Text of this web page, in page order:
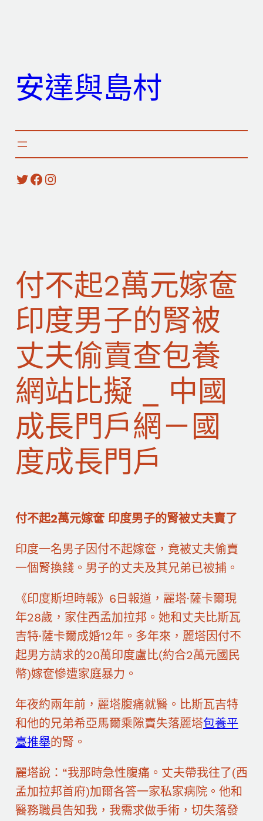
安達與島村
X Facebook Instagram
付不起2萬元嫁奩
印度男子的腎被
丈夫偷賣查包養
網站比擬 _ 中國
成長門戶網－國
度成長門戶
付不起2萬元嫁奩 印度男子的腎被丈夫賣了
印度一名男子因付不起嫁奩，竟被丈夫偷賣
一個腎換錢。男子的丈夫及其兄弟已被捕。
《印度斯坦時報》6日報道，麗塔·薩卡爾現
年28歲，家住西孟加拉邦。她和丈夫比斯瓦
吉特·薩卡爾成婚12年。多年來，麗塔因付不
起男方請求的20萬印度盧比(約合2萬元國民
幣)嫁奩慘遭家庭暴力。
年夜約兩年前，麗塔腹痛就醫。比斯瓦吉特
和他的兄弟希亞馬爾乘隙賣失落麗塔包養平
臺推舉的腎。
麗塔說：“我那時急性腹痛。丈夫帶我往了(西
孟加拉邦首府)加爾各答一家私家病院。他和
醫務職員告知我，我需求做手術，切失落發